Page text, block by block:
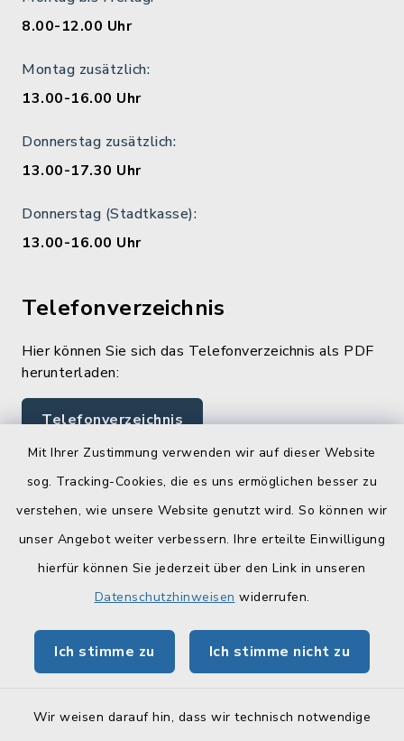
Mit Ihrer Zustimmung verwenden wir auf dieser Website
sog. Tracking-Cookies, die es uns ermöglichen besser zu
verstehen, wie unsere Website genutzt wird. So können wir
unser Angebot weiter verbessern. Ihre erteilte Einwilligung
hierfür können Sie jederzeit über den Link in unseren
Datenschutzhinweisen widerrufen.
Ich stimme zu Ich stimme nicht zu
Wir weisen darauf hin, dass wir technisch notwendige
8.00-12.00 Uhr
Montag zusätzlich:
13.00-16.00 Uhr
Donnerstag zusätzlich:
13.00-17.30 Uhr
Donnerstag (Stadtkasse):
13.00-16.00 Uhr
Telefonverzeichnis
Hier können Sie sich das Telefonverzeichnis als PDF
herunterladen:
Telefonverzeichnis
Quicklinks
Landratsamt Lichtenfels
Geoportal Lichtenfels
BayernPortal